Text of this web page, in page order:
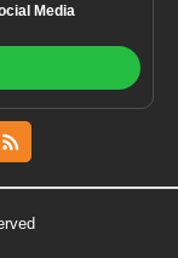
Media